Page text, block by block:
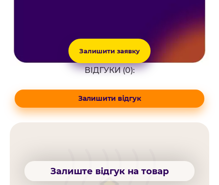
Залишити заявку
ВІДГУКИ (0):
Залишити відгук
Залиште відгук на товар